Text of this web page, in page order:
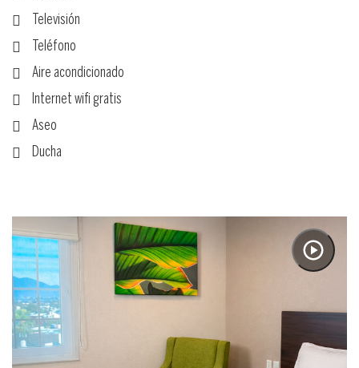
Televisión
Teléfono
Aire acondicionado
Internet wifi gratis
Aseo
Ducha